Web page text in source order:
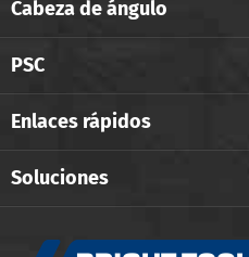
Cabeza de ángulo
PSC
Enlaces rápidos
Soluciones